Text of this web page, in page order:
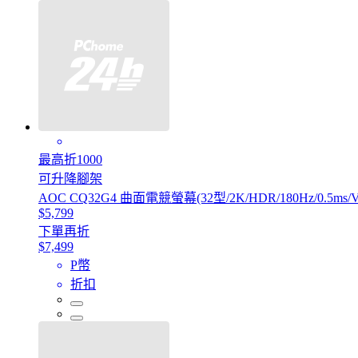
最高折1000
可升降腳架
AOC CQ32G4 曲面電競螢幕(32型/2K/HDR/180Hz/0.5ms/
$5,799
下單再折
$7,499
P幣
折扣